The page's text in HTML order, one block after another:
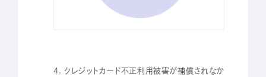
4. クレジットカード不正利用被害が補償されなか